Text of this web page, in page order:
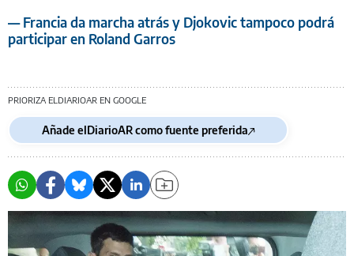
— Francia da marcha atrás y Djokovic tampoco podrá
participar en Roland Garros
PRIORIZA ELDIARIOAR EN GOOGLE
Añade elDiarioAR como fuente preferida